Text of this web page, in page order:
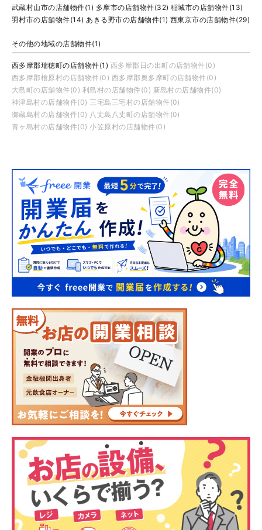
武蔵村山市の店舗物件(1) 多摩市の店舗物件(32) 稲城市の店舗物件(13)
羽村市の店舗物件(14) あきる野市の店舗物件(1) 西東京市の店舗物件(29)
その他の地域の店舗物件(1)
西多摩郡瑞穂町の店舗物件(1) 西多摩郡日の出町の店舗物件(0)
西多摩郡檜原村の店舗物件(0) 西多摩郡奥多摩町の店舗物件(0)
大島町の店舗物件(0) 利島村の店舗物件(0) 新島村の店舗物件(0)
神津島村の店舗物件(0) 三宅島三宅村の店舗物件(0)
御蔵島村の店舗物件(0) 八丈島八丈町の店舗物件(0)
青ヶ島村の店舗物件(0) 小笠原村の店舗物件(0)